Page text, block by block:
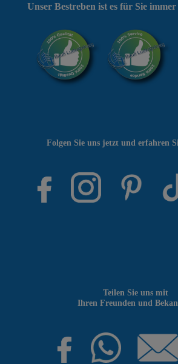
Teilen Sie uns mit
Ihren Freunden und
Folgen Sie uns jetzt und erfahren
Unser Bestreben ist es für Sie